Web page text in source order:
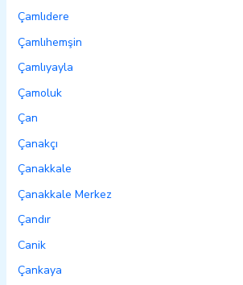
Çamlıdere
Çamlıhemşin
Çamlıyayla
Çamoluk
Çan
Çanakçı
Çanakkale
Çanakkale Merkez
Çandır
Canik
Çankaya